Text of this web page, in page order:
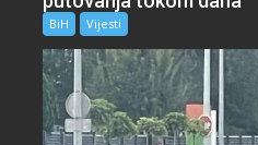
BiH Vijesti